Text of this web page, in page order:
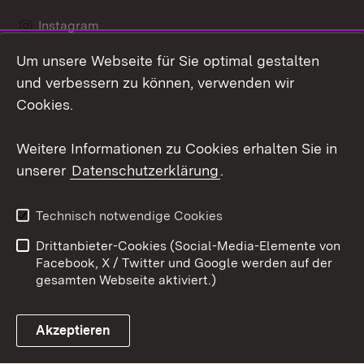
Instagram
Social Wall
Link zum Landesportal
Barrierefreiheit
Benutzungshinweise
Impressum
Cookies
Um unsere Webseite für Sie optimal gestalten
und verbessern zu können, verwenden wir
Cookies.
Weitere Informationen zu Cookies erhalten Sie in
unserer Datenschutzerklärung.
Technisch notwendige Cookies
Drittanbieter-Cookies (Social-Media-Elemente von
Facebook, X / Twitter und Google werden auf der
gesamten Webseite aktiviert.)
Akzeptieren